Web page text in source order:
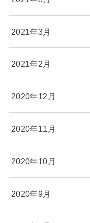
2021年3月
2021年2月
2020年12月
2020年11月
2020年10月
2020年9月